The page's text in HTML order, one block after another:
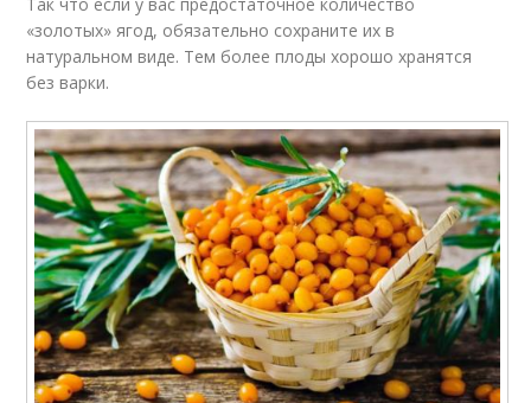
«золотых» ягод, обязательно сохраните их в
натуральном виде. Тем более плоды хорошо хранятся
без варки.